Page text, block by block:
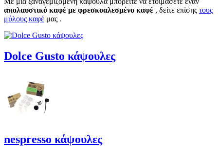
απολαυστικό καφέ με φρεσκοαλεσμένο καφέ , δείτε επίσης τους
μύλους καφέ μας .
Dolce Gusto κάψουλες
nespresso κάψουλες